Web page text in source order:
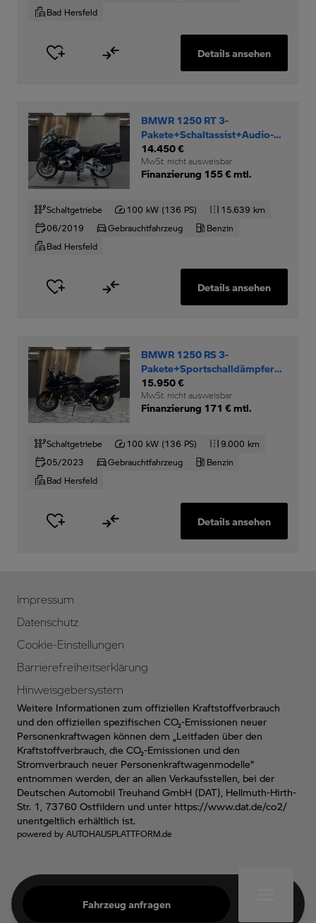
Fahrzeug anfragen
Bad Hersfeld
Details ansehen
BMWR 1250 RT 3-
Pakete+Schaltassist+Audio-
System+Keyless-Ride+
14.450 €
MwSt. nicht ausweisbar
Finanzierung 155 € mtl.
Schaltgetriebe 100 kW (136 PS)
15.639 km
06/2019
Gebrauchtfahrzeug
Benzin
Bad Hersfeld
Details ansehen
BMWR 1250 RS 3-
Pakete+Sportschalldämpfer+Oil-
Incl.+
15.950 €
MwSt. nicht ausweisbar
Finanzierung 171 € mtl.
Schaltgetriebe 100 kW (136 PS)
9.000 km
05/2023
Gebrauchtfahrzeug
Benzin
Bad Hersfeld
Details ansehen
Impressum
Datenschutz
Cookie-Einstellungen
Barrierefreiheitserklärung
Hinweisgebersystem
Weitere Informationen zum offiziellen Kraftstoffverbrauch
und den offiziellen spezifischen CO₂-Emissionen neuer
Personenkraftwagen können dem „Leitfaden über den
Kraftstoffverbrauch, die CO₂-Emissionen und den
Stromverbrauch neuer Personenkraftwagenmodelle“
entnommen werden, der an allen Verkaufsstellen, bei der
Deutschen Automobil Treuhand GmbH (DAT), Hellmuth-Hirth-
Str. 1, 73760 Ostfildern und unter https://www.dat.de/co2/
unentgeltlich erhältlich ist.
powered by AUTOHAUSPLATTFORM.de